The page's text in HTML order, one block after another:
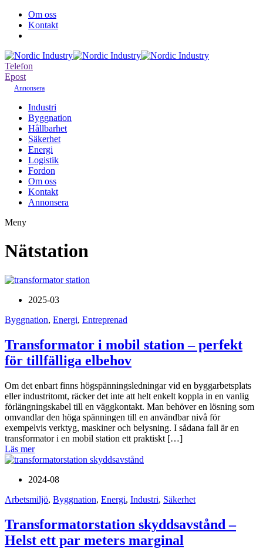
Om oss
Kontakt
Telefon
Epost
Annonsera
Industri
Byggnation
Hållbarhet
Säkerhet
Energi
Logistik
Fordon
Om oss
Kontakt
Annonsera
Meny
Nätstation
2025-03
Byggnation, Energi, Entreprenad
Transformator i mobil station – perfekt
för tillfälliga elbehov
Om det enbart finns högspänningsledningar vid en byggarbetsplats
eller industritomt, räcker det inte att helt enkelt koppla in en vanlig
förlängningskabel till en väggkontakt. Man behöver en lösning som
omvandlar den höga spänningen till en användbar nivå för
exempelvis verktyg, maskiner och belysning. I sådana fall är en
transformator i en mobil station ett praktiskt […]
Läs mer
2024-08
Arbetsmiljö, Byggnation, Energi, Industri, Säkerhet
Transformatorstation skyddsavstånd –
Helst ett par meters marginal